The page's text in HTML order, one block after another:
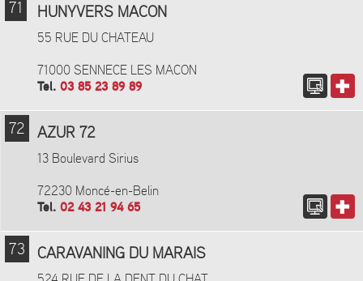
71 HUNYVERS MACON
55 RUE DU CHATEAU
71000 SENNECE LES MACON
Tel. 03 85 23 89 89
72 AZUR 72
13 Boulevard Sirius
72230 Moncé-en-Belin
Tel. 02 43 21 94 65
73 CARAVANING DU MARAIS